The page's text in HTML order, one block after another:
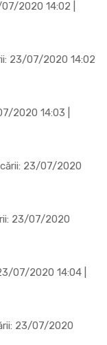
2020 14:02 |
23/07/2020 14:02
2020 14:03 |
23/07/2020
23/07/2020
07/2020 14:04 |
23/07/2020